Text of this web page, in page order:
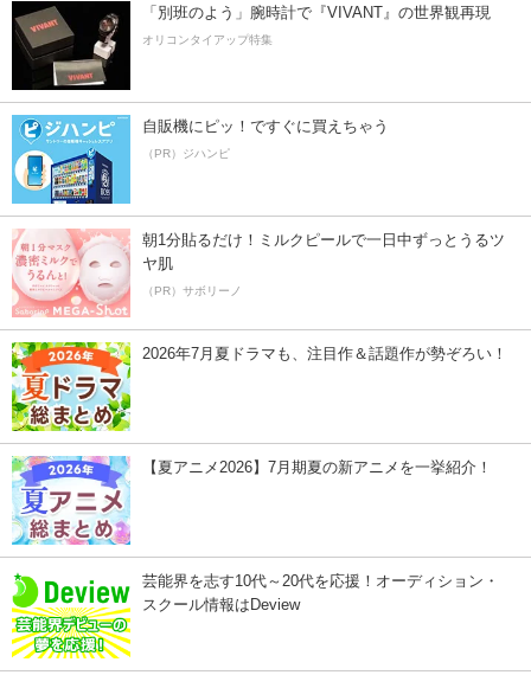
「別班のよう」腕時計で『VIVANT』の世界観再現
オリコンタイアップ特集
自販機にピッ！ですぐに買えちゃう
（PR）ジハンピ
朝1分貼るだけ！ミルクピールで一日中ずっとうるツ
ヤ肌
（PR）サボリーノ
2026年7月夏ドラマも、注目作＆話題作が勢ぞろい！
【夏アニメ2026】7月期夏の新アニメを一挙紹介！
芸能界を志す10代～20代を応援！オーディション・
スクール情報はDeview